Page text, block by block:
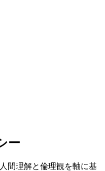
ー
間理解と倫理観を軸に基